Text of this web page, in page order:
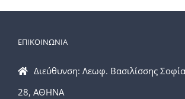
ΕΠΙΚΟΙΝΩΝΙΑ
Διεύθυνση: Λεωφ. Βασιλίσσης
28, ΑΘΗΝΑ